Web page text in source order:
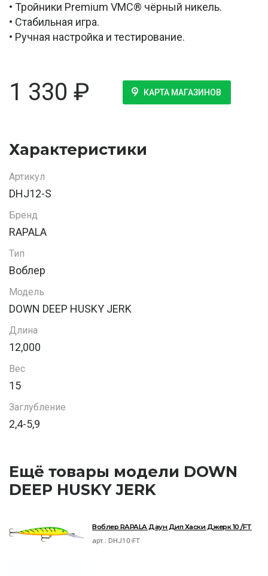
• Тройники Premium VMC® чёрный никель.
• Стабильная игра.
• Ручная настройка и тестирование.
1 330 ₽ КАРТА МАГАЗИНОВ
Характеристики
Артикул
DHJ12-S
Бренд
RAPALA
Тип
Воблер
Модель
DOWN DEEP HUSKY JERK
Длина
12,000
Вес
15
Заглубление
2,4-5,9
Ещё товары модели DOWN
DEEP HUSKY JERK
Воблер RAPALA Даун Дип Хаски Джерк 10 /FT
арт.: DHJ10-FT